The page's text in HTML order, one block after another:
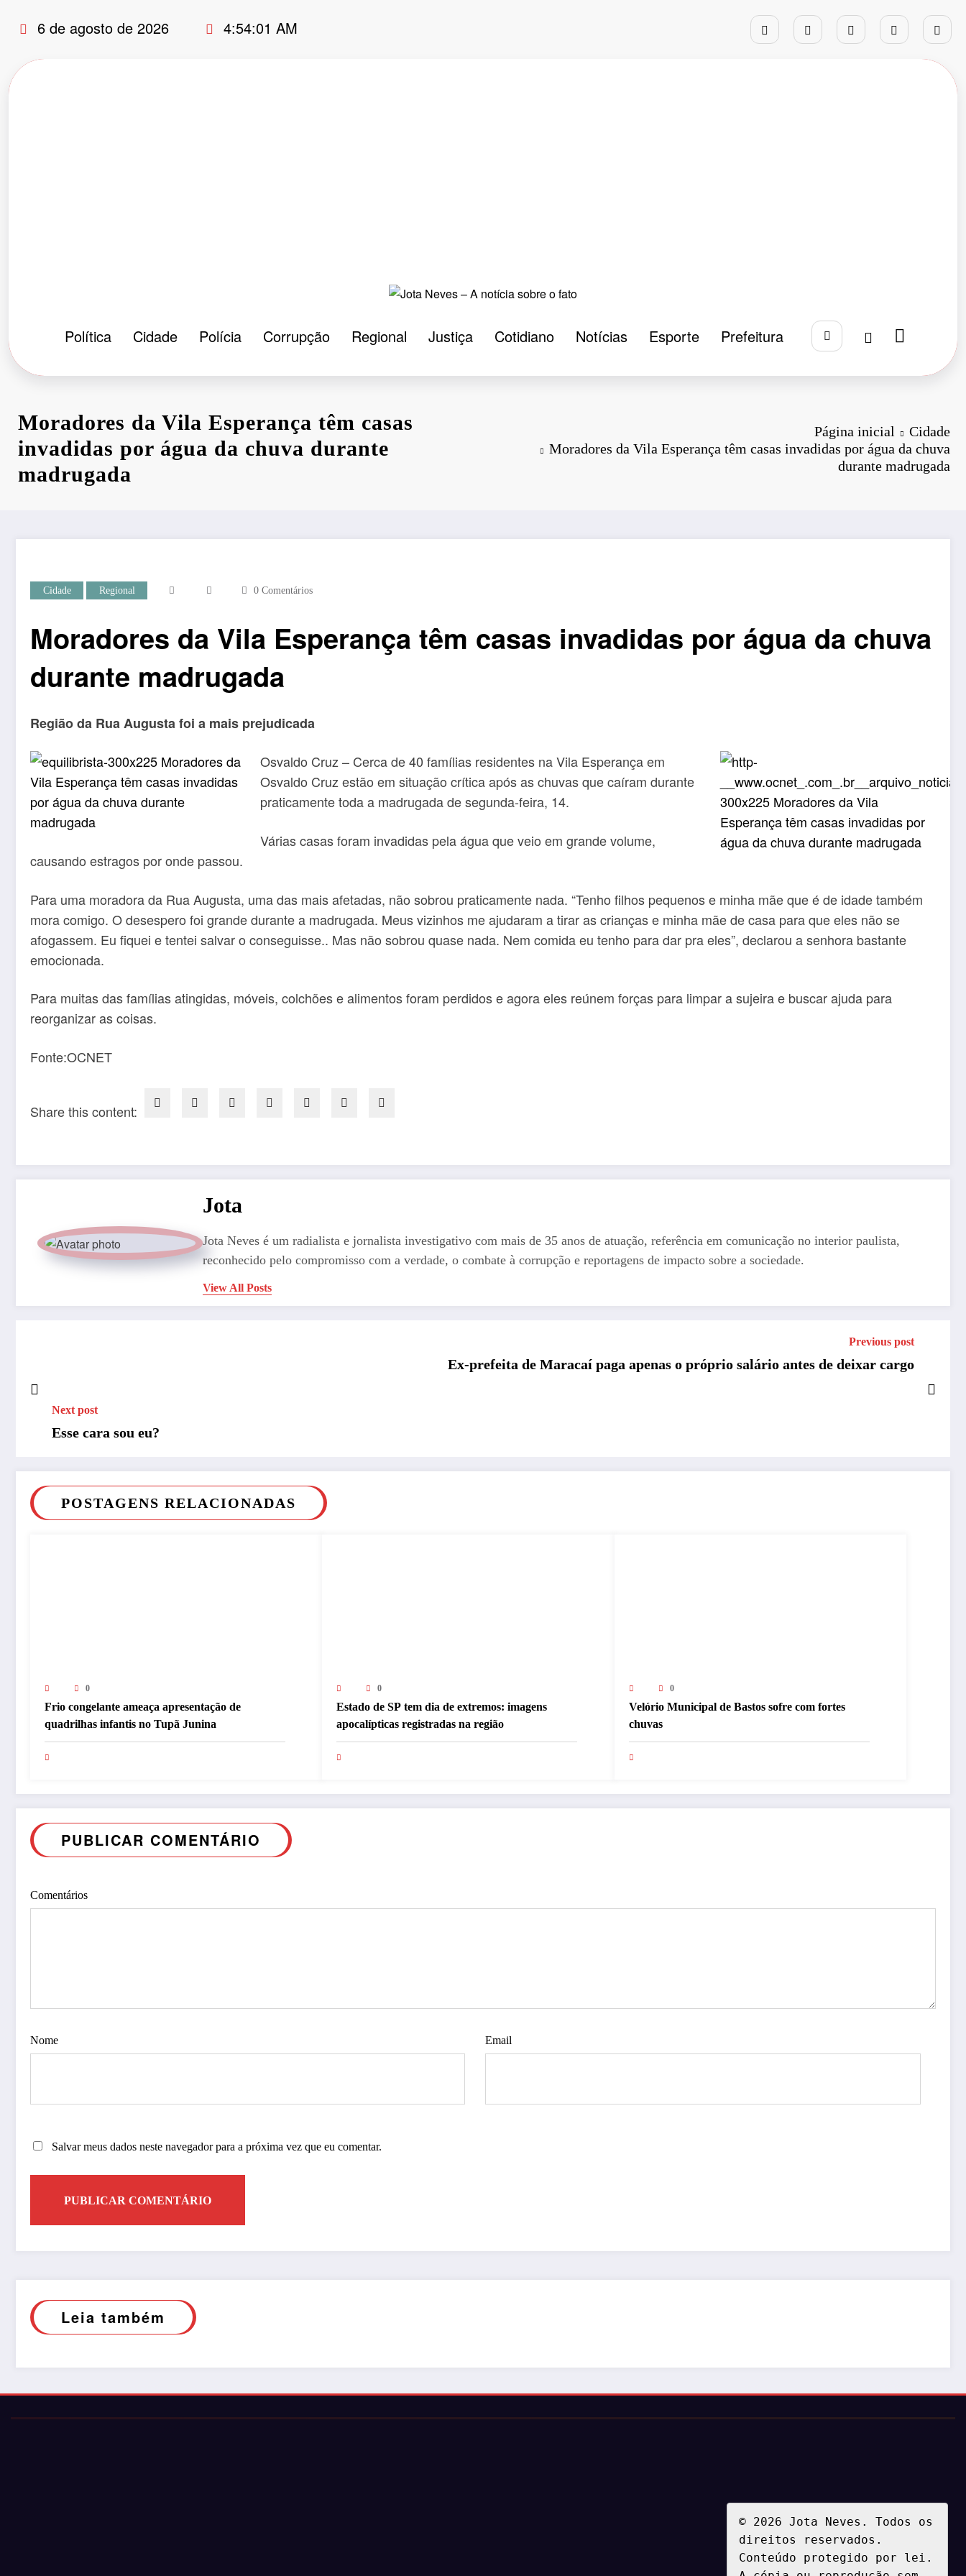
para
conteúdo
6 de agosto de 2026 4:54:02 AM
Política Cidade Polícia Corrupção Regional Justiça Cotidiano Notícias Esporte Prefeitura
Moradores da Vila Esperança têm casas
invadidas por água da chuva durante
madrugada
Página inicial
Cidade
Moradores da Vila Esperança têm casas invadidas por água da chuva
durante madrugada
Cidade Regional 0 Comentários
Moradores da Vila Esperança têm casas invadidas por água da chuva
durante madrugada
Região da Rua Augusta foi a mais prejudicada
Osvaldo Cruz – Cerca de 40 famílias residentes na Vila Esperança em
Osvaldo Cruz estão em situação crítica após as chuvas que caíram durante
praticamente toda a madrugada de segunda-feira, 14.
Várias casas foram invadidas pela água que veio em grande volume,
causando estragos por onde passou.
Para uma moradora da Rua Augusta, uma das mais afetadas, não sobrou praticamente nada. “Tenho filhos pequenos e minha mãe que é de idade também
mora comigo. O desespero foi grande durante a madrugada. Meus vizinhos me ajudaram a tirar as crianças e minha mãe de casa para que eles não se
afogassem. Eu fiquei e tentei salvar o conseguisse.. Mas não sobrou quase nada. Nem comida eu tenho para dar pra eles”, declarou a senhora bastante
emocionada.
Para muitas das famílias atingidas, móveis, colchões e alimentos foram perdidos e agora eles reúnem forças para limpar a sujeira e buscar ajuda para
reorganizar as coisas.
Fonte:OCNET
Share this content:
Jota
Jota Neves é um radialista e jornalista investigativo com mais de 35 anos de atuação, referência em comunicação no interior paulista,
reconhecido pelo compromisso com a verdade, o combate à corrupção e reportagens de impacto sobre a sociedade.
View All Posts
Previous post
Ex-prefeita de Maracaí paga apenas o próprio salário antes de deixar cargo
Next post
Esse cara sou eu?
POSTAGENS RELACIONADAS
0
Frio congelante ameaça apresentação de
quadrilhas infantis no Tupã Junina
0
Estado de SP tem dia de extremos: imagens
apocalípticas registradas na região
0
Velório Municipal de Bastos sofre com fortes
chuvas
PUBLICAR COMENTÁRIO
Comentários
Nome Email
Salvar meus dados neste navegador para a próxima vez que eu comentar.
Leia também
© 2026 Jota Neves. Todos os
direitos reservados.
Conteúdo protegido por lei.